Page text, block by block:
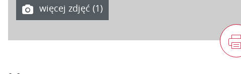
więcej zdjęć (1)